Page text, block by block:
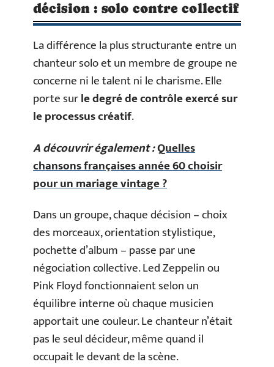
décision : solo contre collectif
La différence la plus structurante entre un
chanteur solo et un membre de groupe ne
concerne ni le talent ni le charisme. Elle
porte surle degré de contrôle exercé sur
le processus créatif.
A découvrir également :Quelles
chansons françaises année 60 choisir
pour un mariage vintage ?
Dans un groupe, chaque décision – choix
des morceaux, orientation stylistique,
pochette d’album – passe par une
négociation collective. Led Zeppelin ou
Pink Floyd fonctionnaient selon un
équilibre interne où chaque musicien
apportait une couleur. Le chanteur n’était
pas le seul décideur, même quand il
occupait le devant de la scène.